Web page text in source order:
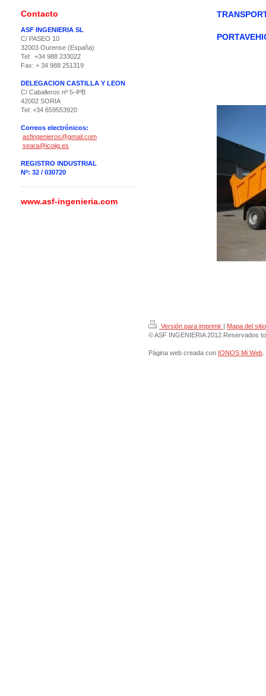
Contacto
ASF INGENIERIA SL
C/ PASEO 10
32003 Ourense (España)
Tel: +34 988 233022
Fax: + 34 988 251319
DELEGACION CASTILLA Y LEON
C/ Caballeros nº 5-4ºB
42002 SORIA
Tel: +34 659553920
Correos electrónicos:
asfingenieros@gmail.com
seara@icoiig.es
REGISTRO INDUSTRIAL
Nº: 32 / 030720
www.asf-ingenieria.com
Versión para imprimir | Mapa del sitio
© ASF INGENIERIA 2012.Reservados
Página web creada con IONOS Mi Web